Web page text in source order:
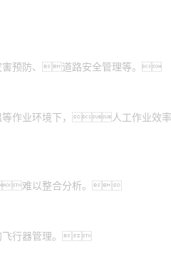
预防、道路安全管理等。
作业环境下，人工作业
难以整合分析。
飞行器管理。